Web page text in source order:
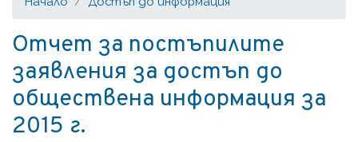
Отчет за постъпилите
заявления за достъп до
обществена информация за
2015 г.